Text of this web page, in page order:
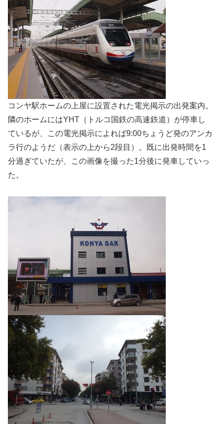
コンヤ駅ホームの上屋に設置された電光掲示の出発案内。
隣のホームにはYHT（トルコ国鉄の高速鉄道）が停車し
ているが、この電光掲示によれば9:00ちょうど発のアンカ
ラ行のようだ（表示の上から2段目）。既に出発時間を1
分過ぎていたが、この画像を撮った1分後に発車していっ
た。